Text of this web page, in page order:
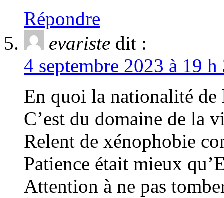
Répondre
evariste dit :
4 septembre 2023 à 19
En quoi la nationalité de
C’est du domaine de la
Relent de xénophobie
Patience était mieux
Attention à ne pas